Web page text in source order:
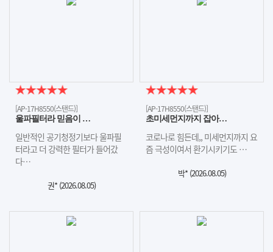
[AP-17H8550(스탠드)]
울파필터라 믿음이 …
일반적인 공기청정기보다 울파필
터라고 더 강력한 필터가 들어갔
다…
권* (2026.08.05)
[AP-17H8550(스탠드)]
초미세먼지까지 잡아…
코로나로 힘든데,, 미세먼지까지 요
즘 극성이여서 환기시키기도 …
박* (2026.08.05)